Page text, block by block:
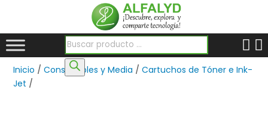
Búsqueda de productos
Inicio /Consumibles y Media /Cartuchos de Tóner e Ink-
Jet /